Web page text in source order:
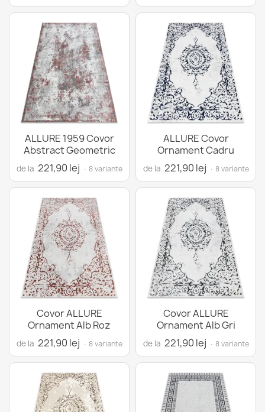
ALLURE 1959 Covor
Abstract Geometric
de la 221,90 lej · 8 variante
ALLURE Covor
Ornament Cadru
de la 221,90 lej · 8 variante
Covor ALLURE
Ornament Alb Roz
de la 221,90 lej · 8 variante
Covor ALLURE
Ornament Alb Gri
de la 221,90 lej · 8 variante